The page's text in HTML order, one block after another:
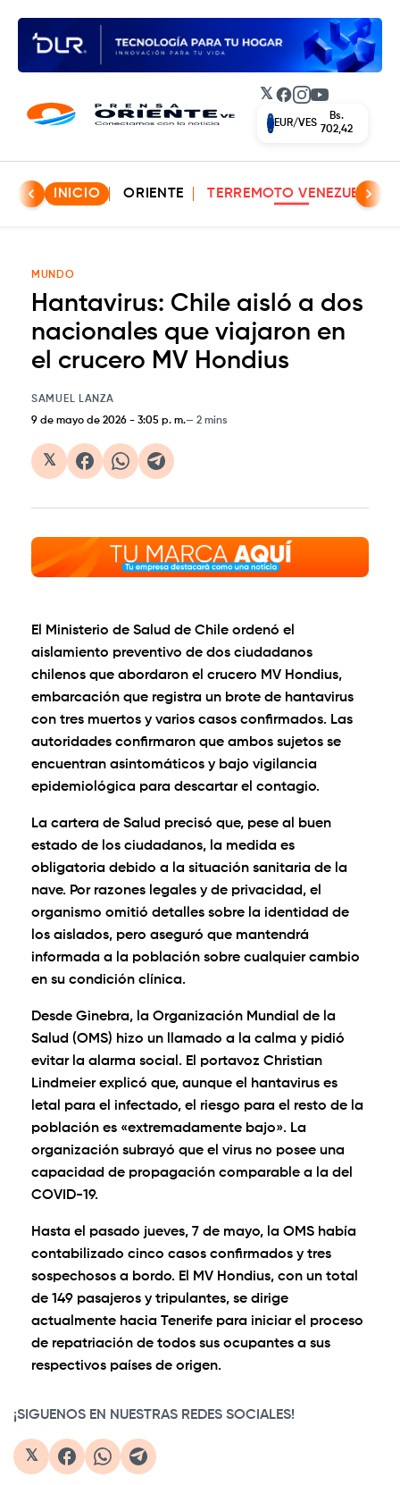
𝕏 Facebook
Instagram
YouTube
EUR/VES
Bs.
702,42
INICIO ORIENTE TERREMOTO VENEZUELA
MUNDO
Hantavirus: Chile aisló a dos
nacionales que viajaron en
el crucero MV Hondius
SAMUEL LANZA
9 de mayo de 2026 - 3:05 p. m. 2 mins
𝕏
El Ministerio de Salud de Chile ordenó el
aislamiento preventivo de dos ciudadanos
chilenos que abordaron el crucero MV Hondius,
embarcación que registra un brote de hantavirus
con tres muertos y varios casos confirmados. Las
autoridades confirmaron que ambos sujetos se
encuentran asintomáticos y bajo vigilancia
epidemiológica para descartar el contagio.
La cartera de Salud precisó que, pese al buen
estado de los ciudadanos, la medida es
obligatoria debido a la situación sanitaria de la
nave. Por razones legales y de privacidad, el
organismo omitió detalles sobre la identidad de
los aislados, pero aseguró que mantendrá
informada a la población sobre cualquier cambio
en su condición clínica.
Desde Ginebra, la Organización Mundial de la
Salud (OMS) hizo un llamado a la calma y pidió
evitar la alarma social. El portavoz Christian
Lindmeier explicó que, aunque el hantavirus es
letal para el infectado, el riesgo para el resto de la
población es «extremadamente bajo». La
organización subrayó que el virus no posee una
capacidad de propagación comparable a la del
COVID-19.
Hasta el pasado jueves, 7 de mayo, la OMS había
contabilizado cinco casos confirmados y tres
sospechosos a bordo. El MV Hondius, con un total
de 149 pasajeros y tripulantes, se dirige
actualmente hacia Tenerife para iniciar el proceso
de repatriación de todos sus ocupantes a sus
respectivos países de origen.
¡SIGUENOS EN NUESTRAS REDES SOCIALES!
𝕏